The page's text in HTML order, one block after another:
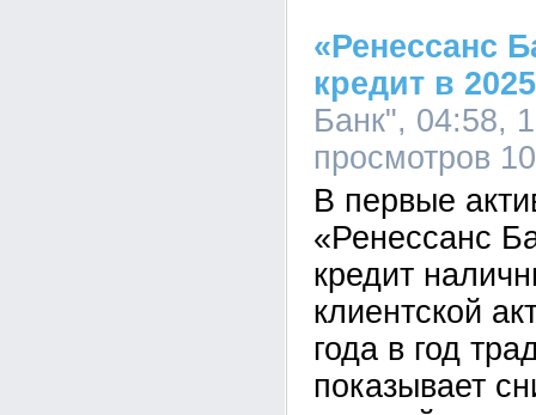
«Ренессанс
кредит в
Банк", 04:58,
просмотров
В первые
«Ренессанс
кредит
клиентской
года в год
показывает